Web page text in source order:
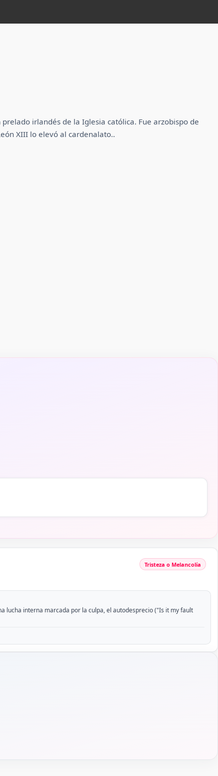
irlandés de la Iglesia católica. Fue arzobispo de
XIII lo elevó al cardenalato.​.
Tristeza o Melancolía
lucha interna marcada por la culpa, el autodesprecio ("Is it my fault